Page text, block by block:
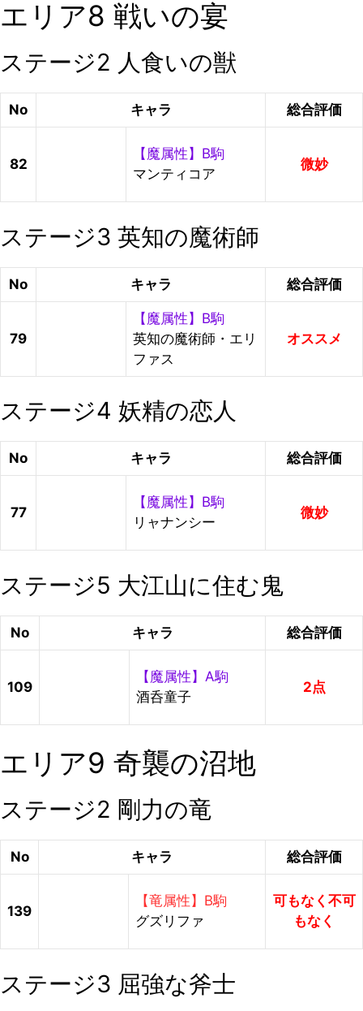
エリア8 戦いの宴
ステージ2 人食いの獣
No キャラ 総合評価
82
【魔属性】B駒
マンティコア
微妙
ステージ3 英知の魔術師
No キャラ 総合評価
79
【魔属性】B駒
英知の魔術師・エリ
ファス
オススメ
ステージ4 妖精の恋人
No キャラ 総合評価
77
【魔属性】B駒
リャナンシー
微妙
ステージ5 大江山に住む鬼
No キャラ 総合評価
109
【魔属性】A駒
酒呑童子
2点
エリア9 奇襲の沼地
ステージ2 剛力の竜
No キャラ 総合評価
139
【竜属性】B駒
グズリファ
可もなく不可
もなく
ステージ3 屈強な斧士